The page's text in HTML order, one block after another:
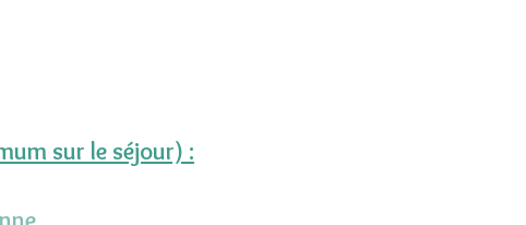
sur le séjour) :